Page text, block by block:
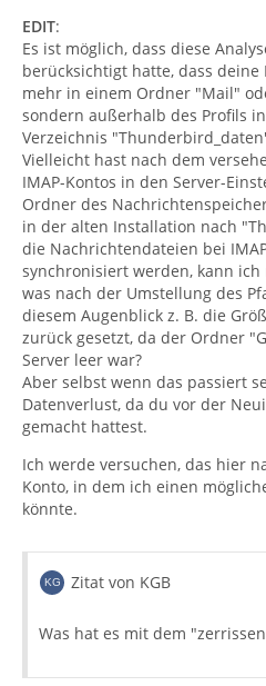
EDIT:
Es ist möglich, dass diese
berücksichtigt hatte, dass
mehr in einem Ordner "Mail"
sondern außerhalb des Profils
Verzeichnis
Vielleicht hast nach dem
IMAP-Kontos in den Server-
Ordner des
in der alten Installation nach
die Nachrichtendateien bei
synchronisiert werden, kann
was nach der Umstellung des
diesem Augenblick z. B. die
zurück gesetzt, da der Ordner
Server leer war?
Aber selbst wenn das passiert
Datenverlust, da du vor der
gemacht hattest.
Ich werde versuchen, das hier
Konto, in dem ich einen
könnte.
Zitat von KGB
Was hat es mit dem